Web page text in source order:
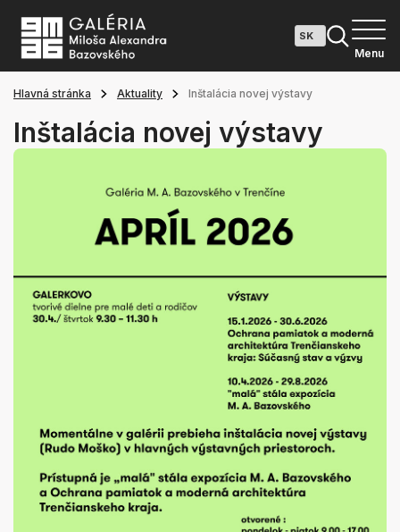
Menu
Hlavná stránka Aktuality Inštalácia novej výstavy
Inštalácia novej výstavy